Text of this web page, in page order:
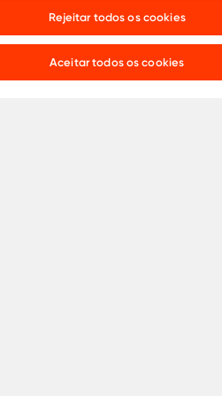
Rejeitar todos os cookies
Aceitar todos os cookies